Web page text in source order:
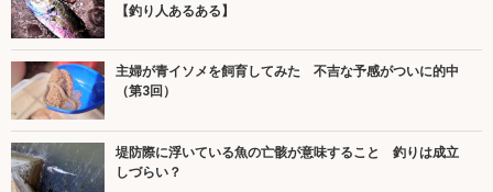
【釣り人あるある】
主婦が青イソメを飼育してみた 不吉な予感がついに的中
（第3回）
堤防際に浮いている魚の亡骸が意味すること 釣りは成立
しづらい？